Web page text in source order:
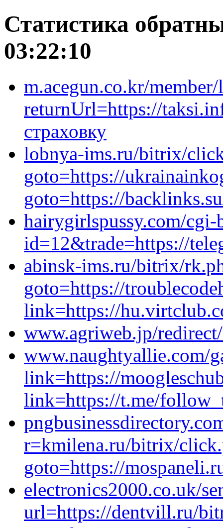
Статистика
03:22:10
m.acegun.co.kr/
returnUrl=https://
страховку
lobnya-ims.ru/bitrix/
goto=https://
goto=https://
hairygirlspussy.com/
id=12&trade=https://
abinsk-ims.ru/bitrix/
goto=https://
link=https://
www.agriweb.jp/
www.naughtyallie.com/
link=https://
link=https://t.me/
r=kmilena.ru/bitrix/
goto=https://
electronics2000.co.uk/
url=https://dentvill.ru/